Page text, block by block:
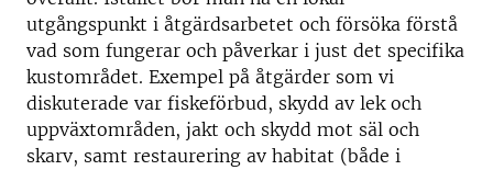
utgångspunkt i åtgärdsarbetet och försöka förstå
vad som fungerar och påverkar i just det specifika
kustområdet. Exempel på åtgärder som vi
diskuterade var fiskeförbud, skydd av lek och
uppväxtområden, jakt och skydd mot säl och
skarv, samt restaurering av habitat (både i